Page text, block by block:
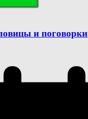
и поговорки